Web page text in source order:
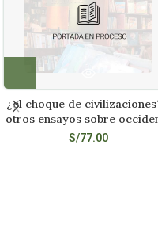
¿el choque de
otros ensayos sobre
S/77.00